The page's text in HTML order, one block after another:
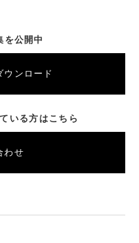
を公開中
ウンロード
いる方はこちら
わせ